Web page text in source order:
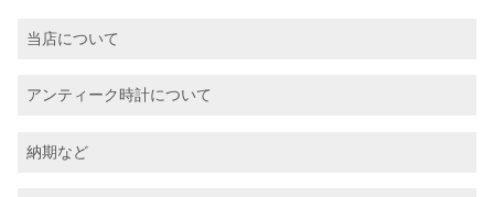
当店について
アンティーク時計について
納期など